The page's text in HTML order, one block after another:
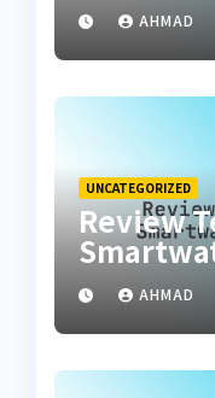
AHMAD
UNCATEGORIZED
Review
AHMAD